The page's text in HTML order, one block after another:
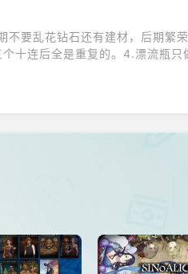
不要乱花钻石还有建材，后期繁
十连后全是重复的。4.漂流瓶只
的制作格子，达到一产二的效果